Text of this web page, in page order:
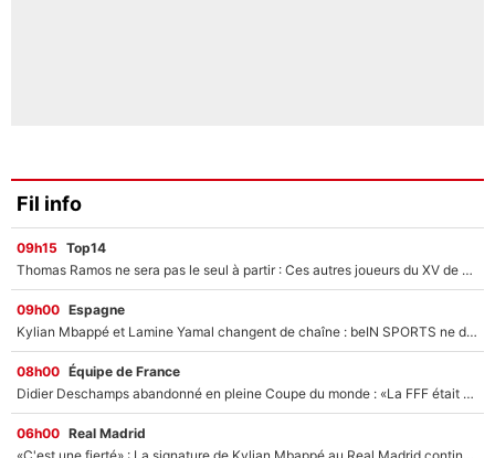
Fil info
09h15 Top14
Thomas Ramos ne sera pas le seul à partir : Ces autres joueurs du XV de France pourraient aussi quitter le Stade Toulousain, un club de Top 14 est déjà sur les rangs
09h00 Espagne
Kylian Mbappé et Lamine Yamal changent de chaîne : beIN SPORTS ne digère pas cette décision historique et prédit un fiasco pour la Liga
08h00 Équipe de France
Didier Deschamps abandonné en pleine Coupe du monde : «La FFF était déjà passée à Zinedine Zidane»
06h00 Real Madrid